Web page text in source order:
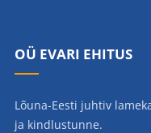
OÜ EVARI EHITUS
Lõuna-Eesti juhtiv
ja kindlustunne.